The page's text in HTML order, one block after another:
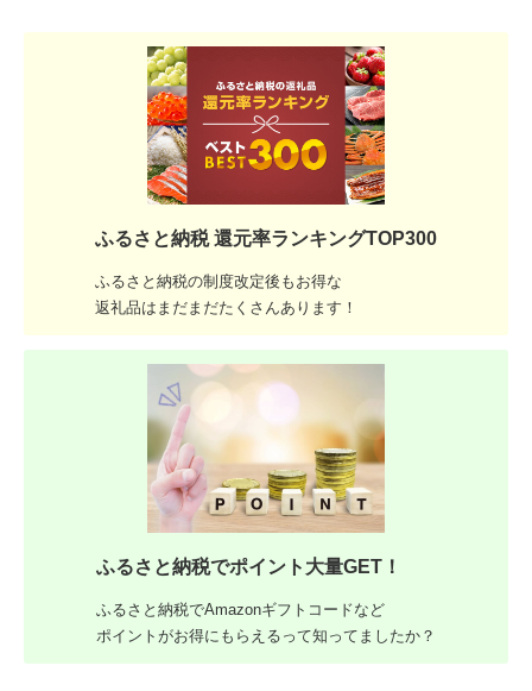
ふるさと納税 還元率ランキングTOP300
ふるさと納税の制度改定後もお得な
返礼品はまだまだたくさんあります！
ふるさと納税でポイント大量GET！
ふるさと納税でAmazonギフトコードなど
ポイントがお得にもらえるって知ってましたか？